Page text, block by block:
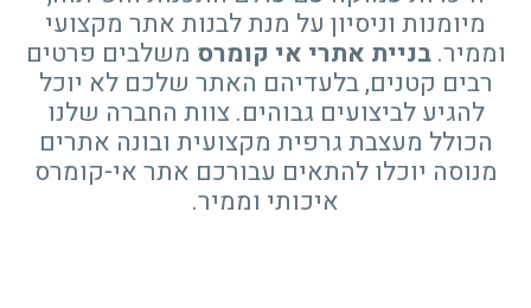
מיומנות וניסיון על מנת לבנות אתר מקצועי
וממיר.בניית אתרי אי קומרס משלבים פרטים
רבים קטנים, בלעדיהם האתר שלכם לא יוכל
להגיע לביצועים גבוהים. צוות החברה שלנו
הכולל מעצבת גרפית מקצועית ובונה אתרים
מנוסה יוכלו להתאים עבורכם אתר אי-קומרס
איכותי וממיר.